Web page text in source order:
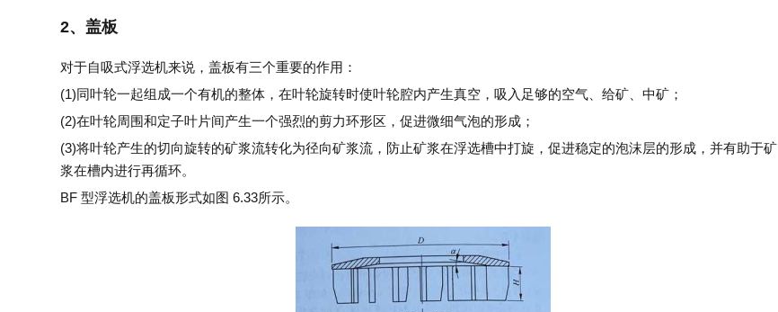
2、盖板
对于自吸式浮选机来说，盖板有三个重要的作用：
(1)同叶轮一起组成一个有机的整体，在叶轮旋转时使叶轮腔内产生真空，吸入足够的空气、给矿、中矿；
(2)在叶轮周围和定子叶片间产生一个强烈的剪力环形区，促进微细气泡的形成；
(3)将叶轮产生的切向旋转的矿浆流转化为径向矿浆流，防止矿浆在浮选槽中打旋，促进稳定的泡沫层的形成，并有助于矿
浆在槽内进行再循环。
BF 型浮选机的盖板形式如图 6.33所示。